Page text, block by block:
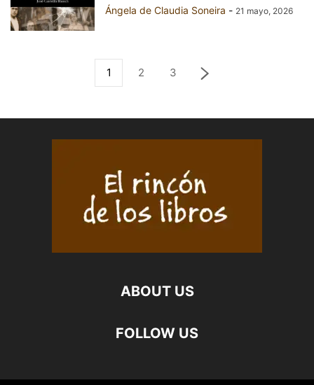
Ángela de Claudia Soneira - 21 mayo, 2026
1 2 3
ABOUT US
FOLLOW US